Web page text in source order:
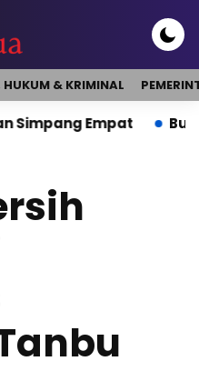
HUKUM & KRIMINAL
Empat Bupati